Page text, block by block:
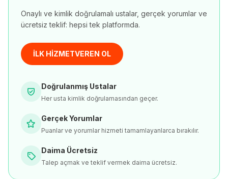
Onaylı ve kimlik doğrulamalı ustalar, gerçek yorumlar ve
ücretsiz teklif: hepsi tek platformda.
İLK HİZMETVEREN OL
Doğrulanmış Ustalar
Her usta kimlik doğrulamasından geçer.
Gerçek Yorumlar
Puanlar ve yorumlar hizmeti tamamlayanlarca bırakılır.
Daima Ücretsiz
Talep açmak ve teklif vermek daima ücretsiz.